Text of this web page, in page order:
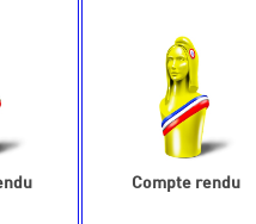
Compte rendu